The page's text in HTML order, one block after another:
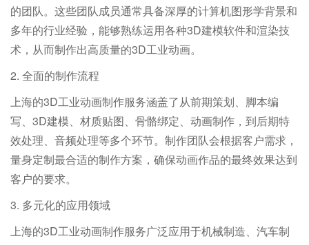
的团队。这些团队成员通常具备深厚的计算机图形学背景和
多年的行业经验，能够熟练运用各种3D建模软件和渲染技
术，从而制作出高质量的3D工业动画。
2. 全面的制作流程
上海的3D工业动画制作服务涵盖了从前期策划、脚本编
写、3D建模、材质贴图、骨骼绑定、动画制作，到后期特
效处理、音频处理等多个环节。制作团队会根据客户需求，
量身定制最合适的制作方案，确保动画作品的最终效果达到
客户的要求。
3. 多元化的应用领域
上海的3D工业动画制作服务广泛应用于机械制造、汽车制